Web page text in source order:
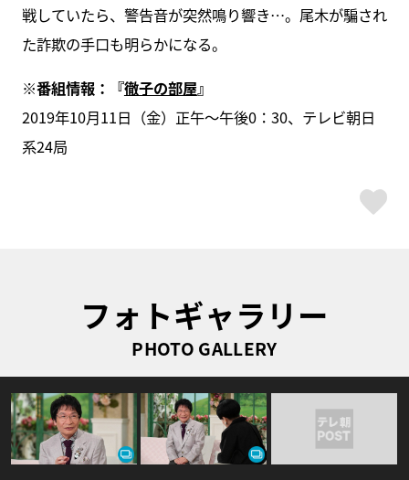
戦していたら、警告音が突然鳴り響き…。尾木が騙され
た詐欺の手口も明らかになる。
※番組情報： 『徹子の部屋』
2019年10月11日（金）正午～午後0：30、テレビ朝日
系24局
フォトギャラリー
PHOTO GALLERY